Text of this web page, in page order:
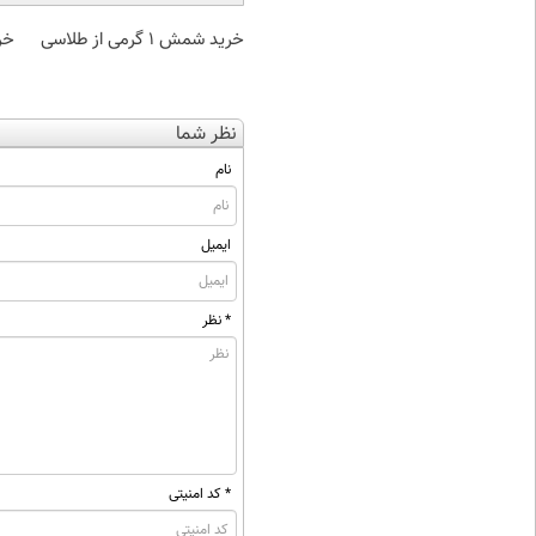
خرید شمش 1 گرمی از طلاسی
نظر شما
نام
ایمیل
* نظر
* کد امنیتی